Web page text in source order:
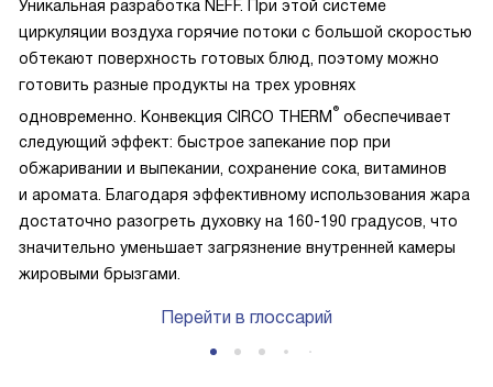
Уникальная разработка NEFF. При этой системе
циркуляции воздуха горячие потоки с большой скоростью
обтекают поверхность готовых блюд, поэтому можно
готовить разные продукты на трех уровнях
одновременно. Конвекция CIRCO THERM® обеспечивает
следующий эффект: быстрое запекание пор при
обжаривании и выпекании, сохранение сока, витаминов
и аромата. Благодаря эффективному использования жара
достаточно разогреть духовку на 160-190 градусов, что
значительно уменьшает загрязнение внутренней камеры
жировыми брызгами.
Перейти в глоссарий